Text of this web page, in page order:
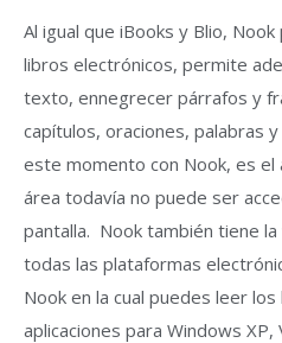
Al igual que iBooks y Blio,
libros electrónicos, permite
texto, ennegrecer párrafos y
capítulos, oraciones, palabras
este momento con Nook, es el
área todavía no puede ser
pantalla. Nook también tiene
todas las plataformas
Nook en la cual puedes leer
aplicaciones para Windows